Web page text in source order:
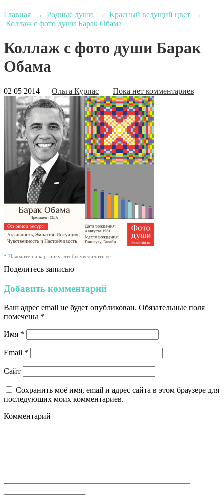
Главная → Родные души → Красный ведущий цвет →
Коллаж с фото души Барак Обама
Коллаж с фото души Барак
Обама
02 05 2014 Ольга Курпас Пока нет комментариев
* Нажмите на картинку, чтобы увеличить её.
Поделитесь записью
Добавить комментарий
Ваш адрес email не будет опубликован. Обязательные поля
помечены *
Имя *
Email *
Сайт
Сохранить моё имя, email и адрес сайта в этом браузере для
последующих моих комментариев.
Комментарий